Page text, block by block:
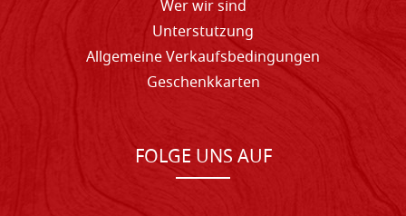
Wer wir sind
Unterstutzung
Allgemeine Verkaufsbedingungen
Geschenkkarten
FOLGE UNS AUF